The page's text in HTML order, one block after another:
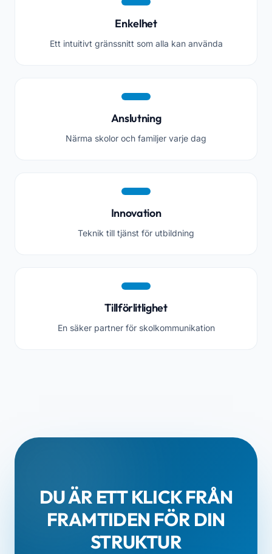
Enkelhet
Ett intuitivt gränssnitt som alla kan använda
Anslutning
Närma skolor och familjer varje dag
Innovation
Teknik till tjänst för utbildning
Tillförlitlighet
En säker partner för skolkommunikation
DU ÄR ETT KLICK FRÅN
FRAMTIDEN FÖR DIN
STRUKTUR